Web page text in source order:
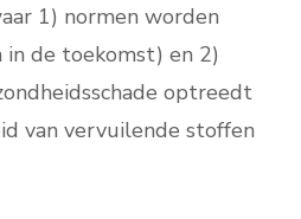
1) normen worden
in de toekomst) en 2)
optreedt
van vervuilende stoffen